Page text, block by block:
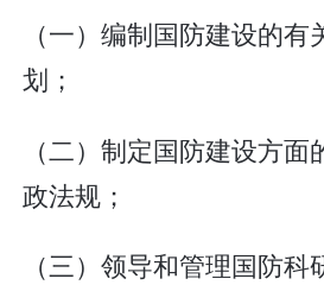
（一）编制国防建设的
划；
（二）制定国防建设方
政法规；
（三）领导和管理国防科